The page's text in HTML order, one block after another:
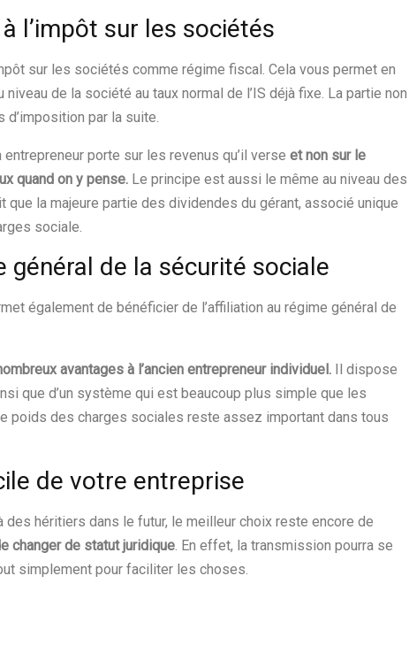
l’impôt sur les sociétés
sur les sociétés comme régime fiscal. Cela vous permet en
de la société au taux normal de l’IS déjà fixe. La partie non
par la suite.
porte sur les revenus qu’il verse et non sur le
quand on y pense. Le principe est aussi le même au niveau des
la majeure partie des dividendes du gérant, associé unique
sociale.
général de la sécurité sociale
également de bénéficier de l’affiliation au régime général de
avantages à l’ancien entrepreneur individuel. Il dispose
que d’un système qui est beaucoup plus simple que les
poids des charges sociales reste assez important dans tous
de votre entreprise
héritiers dans le futur, le meilleur choix reste encore de
changer de statut juridique . En effet, la transmission pourra se
simplement pour faciliter les choses.